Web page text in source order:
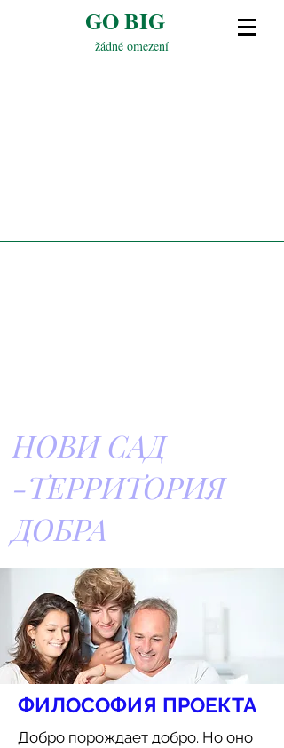
žádné omezení
GO BIG
НОВИ САД
-ТЕРРИТОРИЯ
ДОБРА
ФИЛОСОФИЯ ПРОЕКТА
Добро порождает добро. Но оно